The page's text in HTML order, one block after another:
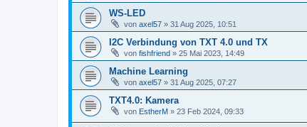
WS-LED
von axel57 » 31 Aug 2025, 10:51
I2C Verbindung von TXT 4.0 und TX
von fishfriend » 25 Mai 2023, 14:49
Machine Learning
von axel57 » 31 Aug 2025, 07:27
TXT4.0: Kamera
von EstherM » 23 Feb 2024, 09:33